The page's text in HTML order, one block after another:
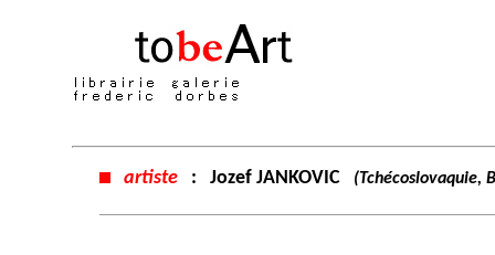
artiste : Jozef JANKOVIC (Tchécoslovaquie,